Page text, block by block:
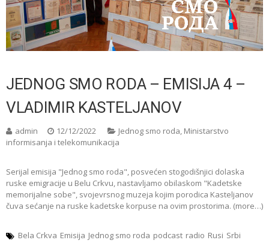
JEDNOG SMO RODA – EMISIJA 4 –
VLADIMIR KASTELJANOV
admin 12/12/2022 Jednog smo roda, Ministarstvo
informisanja i telekomunikacija
Serijal emisija "Jednog smo roda", posvećen stogodišnjici dolaska
ruske emigracije u Belu Crkvu, nastavljamo obilaskom "Kadetske
memorijalne sobe", svojevrsnog muzeja kojim porodica Kasteljanov
čuva sećanje na ruske kadetske korpuse na ovim prostorima. (more…)
Bela Crkva Emisija Jednog smo roda podcast radio Rusi Srbi